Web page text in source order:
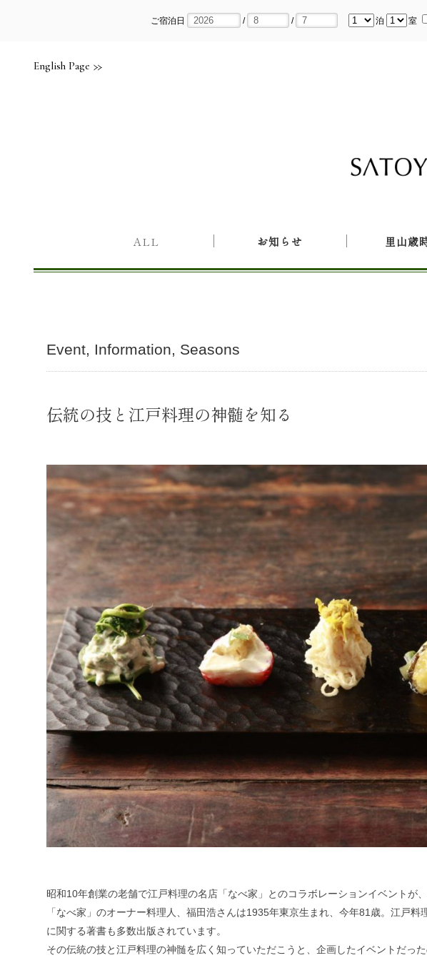
English Page
ご宿泊日 / / 泊 室
ALL お知らせ 里山歳
Event Information Seasons
伝統の技と江戸料理の神髄を知る
昭和10年創業の老舗で江戸料理の名店「なべ家」とのコラボレーションイベントが
「なべ家」のオーナー料理人、福田浩さんは1935年東京生まれ、今年81歳。江戸
に関する著書も多数出版されています。
その伝統の技と江戸料理の神髄を広く知っていただこうと、企画したイベントだった